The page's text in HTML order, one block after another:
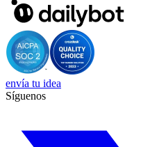
envía tu idea
Síguenos